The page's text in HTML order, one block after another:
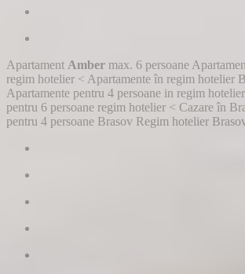
Apartament Amber max. 6 persoane
regim hotelier < Apartamente în regim hotelier
Apartamente pentru 4 persoane in regim hotelier
pentru 6 persoane regim hotelier < Cazare în
pentru 4 persoane Brasov Regim hotelier